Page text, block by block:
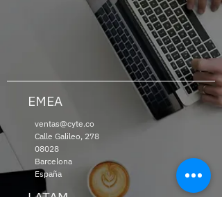
EMEA
ventas@cyte.co
Calle Galileo, 278
08028
Barcelona
España